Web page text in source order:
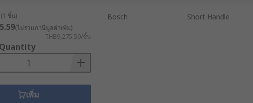
ชิ้น)
(ไม่รวมภาษีมูลค่าเพิ่ม)
THB9,275.59/ชิ้น
เพิ่ม
Bosch Short Handle